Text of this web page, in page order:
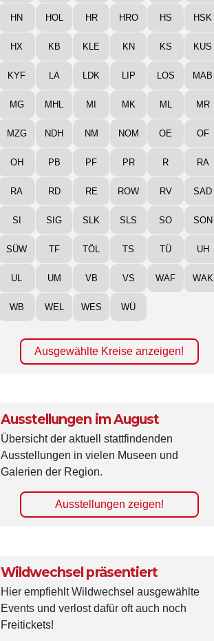
HN HOL HR HRO HS HSK
HX KB KLE KN KS KUS
KYF LA LDK LIP LOS MAB
MG MHL MI MK ML MR
MZG NDH NM NOM OE OF
OH PB PF PR R RA
RA RD RE ROW RV SAD
SI SIG SLK SLS SO SON
SÜW TF TÖL TS TÜ UH
UL UM VB VS WAF WAK
WB WEL WES WÜ
Ausgewählte Kreise anzeigen!
Ausstellungen im August
Übersicht der aktuell stattfindenden
Ausstellungen in vielen Museen und
Galerien der Region.
Ausstellungen zeigen!
Wildwechsel präsentiert
Hier empfiehlt Wildwechsel ausgewählte
Events und verlost dafür oft auch noch
Freitickets!